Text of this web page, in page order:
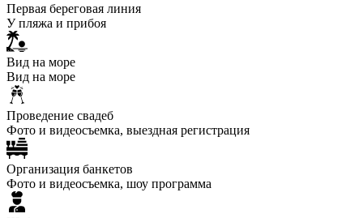
Первая береговая линия
У пляжа и прибоя
Вид на море
Вид на море
Проведение свадеб
Фото и видеосъемка, выездная регистрация
Организация банкетов
Фото и видеосъемка, шоу программа